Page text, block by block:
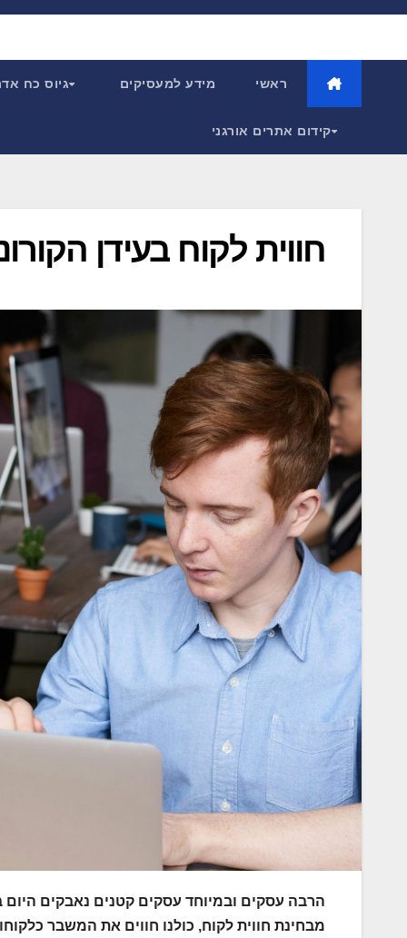
Skip
ראשי מידע למעסיקים גיוס כח
קידום אתרים אורגני
חווית לקוח בעידן
הרבה עסקים ובמיוחד עסקים קטנים נאבקים
מבחינת חווית לקוח, כולנו חווים את המשבר